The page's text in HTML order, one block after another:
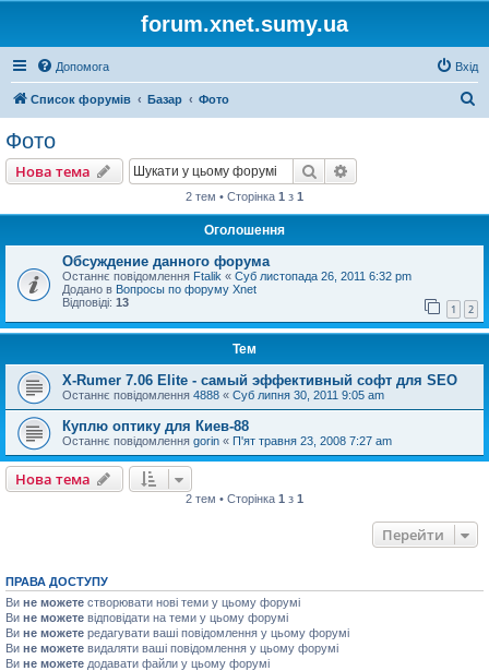
forum.xnet.sumy.ua
Допомога Вхід
Список форумів Базар Фото
Фото
Нова тема Пошук
2 тем • Сторінка 1 з 1
Оголошення
Обсуждение данного форума
Останнє повідомлення Ftalik « Суб листопада 26, 2011 6:32 pm
Додано в Вопросы по форуму Xnet
Відповіді: 13 1 2
Тем
X-Rumer 7.06 Elite - самый эффективный софт для SEO
Останнє повідомлення 4888 « Суб липня 30, 2011 9:05 am
Куплю оптику для Киев-88
Останнє повідомлення gorin « П'ят травня 23, 2008 7:27 am
Нова тема
2 тем • Сторінка 1 з 1
Перейти
ПРАВА ДОСТУПУ
Ви не можете створювати нові теми у цьому форумі
Ви не можете відповідати на теми у цьому форумі
Ви не можете редагувати ваші повідомлення у цьому форумі
Ви не можете видаляти ваші повідомлення у цьому форумі
Ви не можете додавати файли у цьому форумі